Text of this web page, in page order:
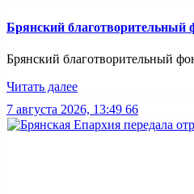
Брянский благотворительный
Брянский благотворительный
Читать далее
7 августа 2026, 13:49 66